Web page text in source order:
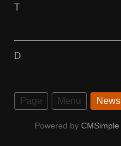
T
D
Page Menu News
Powered by CMSimple